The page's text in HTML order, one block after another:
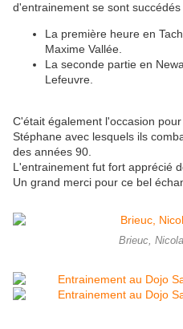
d'entrainement se sont succédés
La première heure en
Maxime Vallée.
La seconde partie en
Lefeuvre.
C'était également l'occasion
Stéphane avec lesquels ils
des années 90.
L'entrainement fut fort apprécié
Un grand merci pour ce bel
Brieuc,